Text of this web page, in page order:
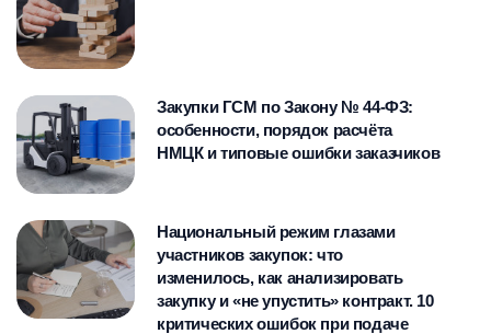
закупок, опубликованных в
различных отраслевых СМИ.
проектов нормативных правовых
актов.
деятельности корпораций и
компаний с государственным
Закупки ГСМ по Закону № 44-ФЗ:
особенности, порядок расчёта
НМЦК и типовые ошибки заказчиков
Национальный режим глазами
участников закупок: что
изменилось, как анализировать
закупку и «не упустить» контракт. 10
критических ошибок при подаче